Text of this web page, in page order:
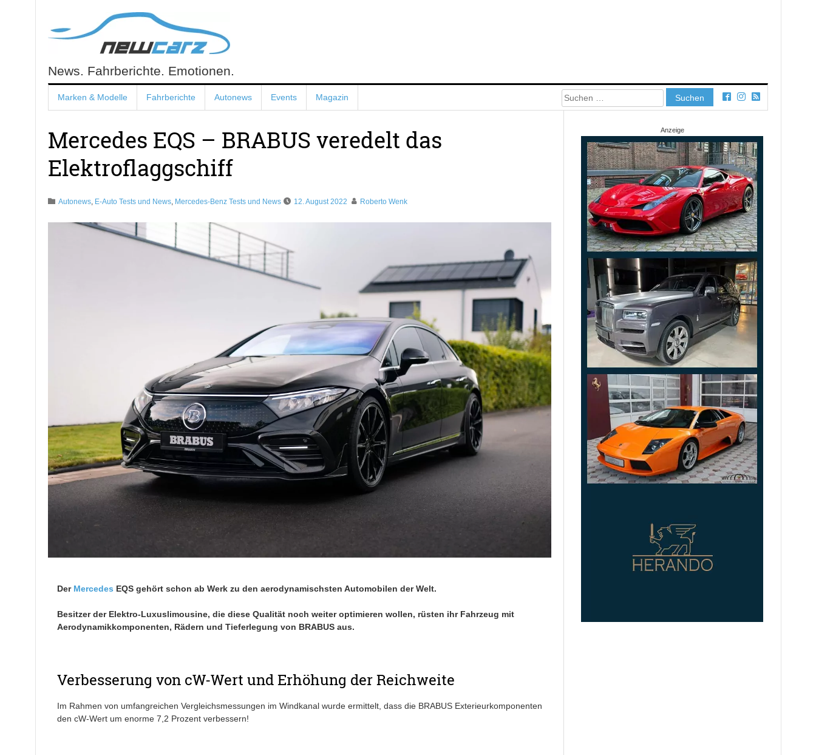
content
NewCarz.de
News. Fahrberichte. Emotionen.
Marken & Modelle Fahrberichte Autonews Events Magazin
Suchen
nach:
Mercedes EQS – BRABUS veredelt das
Elektroflaggschiff
Autonews, E-Auto Tests und News, Mercedes-Benz Tests und News 12. August 2022 Roberto Wenk
Der Mercedes EQS gehört schon ab Werk zu den aerodynamischsten Automobilen der Welt.
Besitzer der Elektro-Luxuslimousine, die diese Qualität noch weiter optimieren wollen, rüsten ihr Fahrzeug mit
Aerodynamikkomponenten, Rädern und Tieferlegung von BRABUS aus.
Verbesserung von cW-Wert und Erhöhung der Reichweite
Im Rahmen von umfangreichen Vergleichsmessungen im Windkanal wurde ermittelt, dass die BRABUS Exterieurkomponenten
den cW-Wert um enorme 7,2 Prozent verbessern!
Anzeige